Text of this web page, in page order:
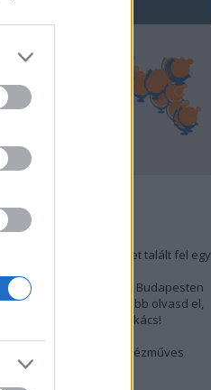
menő Budapest-térképet talált fel egy
(elérhető árú) ebéd Budapesten
akarsz lenni? Akkor előbb olvasd el,
erről egy magyar szakács!
rejtett kincsei: orosz kézműves